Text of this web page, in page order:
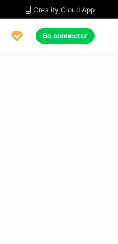
 Creality Cloud App
 Se connecter